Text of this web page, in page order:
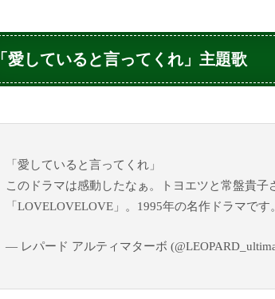
「愛していると言ってくれ」主題歌
「愛していると言ってくれ」
このドラマは感動したなぁ。トヨエツと常盤貴
「LOVELOVELOVE」。1995年の名作ドラマです
— レパード アルティマターボ